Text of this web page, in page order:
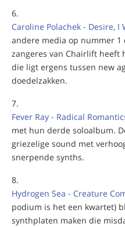
Caroline Polachek - Desire, I
andere media op nummer 1
zangeres van Chairlift heeft
die ligt ergens tussen new
doedelzakken.
Fever Ray - Radical
met hun derde soloalbum.
griezelige sound met
snerpende synths.
Hydrogen Sea - Creature
podium is het een kwartet)
synthplaten maken die